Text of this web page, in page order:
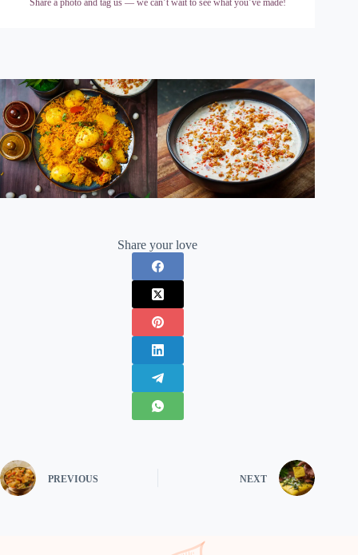
Share a photo and tag us — we can’t wait to see what you’ve made!
Share your love
PREVIOUS NEXT